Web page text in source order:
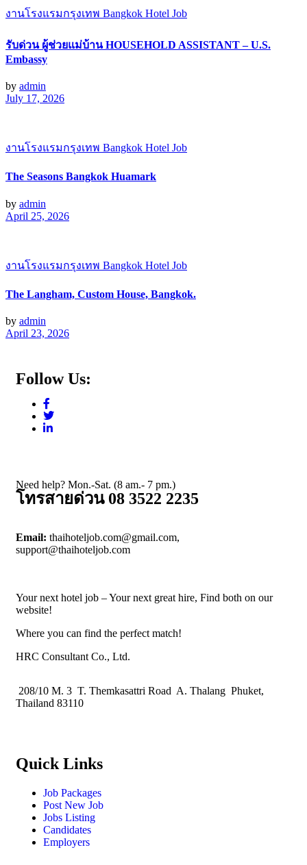
งานโรงแรมกรุงเทพ Bangkok Hotel Job
รับด่วน ผู้ช่วยแม่บ้าน HOUSEHOLD ASSISTANT – U.S.
Embassy
by admin
July 17, 2026
งานโรงแรมกรุงเทพ Bangkok Hotel Job
The Seasons Bangkok Huamark
by admin
April 25, 2026
งานโรงแรมกรุงเทพ Bangkok Hotel Job
The Langham, Custom House, Bangkok.
by admin
April 23, 2026
Follow Us:
Need help? Mon.-Sat. (8 am.- 7 pm.)
โทรสายด่วน 08 3522 2235
Email: thaihoteljob.com@gmail.com,
support@thaihoteljob.com
Your next hotel job – Your next great hire, Find both on our
website!
Where you can find the perfect match!
HRC Consultant Co., Ltd.
208/10 M. 3 T. Themkasattri Road A. Thalang Phuket,
Thailand 83110
Quick Links
Job Packages
Post New Job
Jobs Listing
Candidates
Employers